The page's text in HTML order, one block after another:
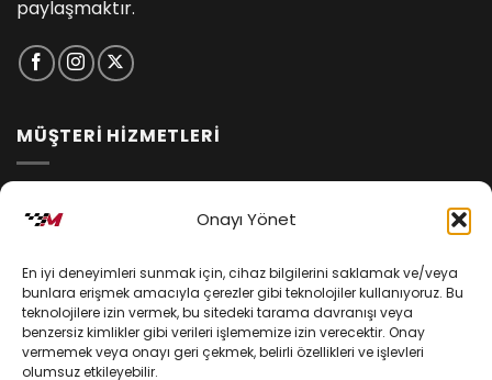
Onayı Yönet
En iyi deneyimleri sunmak için, cihaz bilgilerini saklamak ve/veya
bunlara erişmek amacıyla çerezler gibi teknolojiler kullanıyoruz. Bu
teknolojilere izin vermek, bu sitedeki tarama davranışı veya
benzersiz kimlikler gibi verileri işlememize izin verecektir. Onay
vermemek veya onayı geri çekmek, belirli özellikleri ve işlevleri
olumsuz etkileyebilir.
paylaşmaktır.
MÜŞTERİ HİZMETLERİ
Kişisel Verilerin Korunması
Mesafeli Satış Sözleşmesi